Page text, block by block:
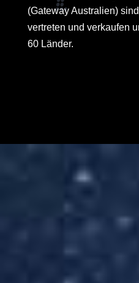
(Gateway Australien)
vertreten und verkaufen
60 Länder.